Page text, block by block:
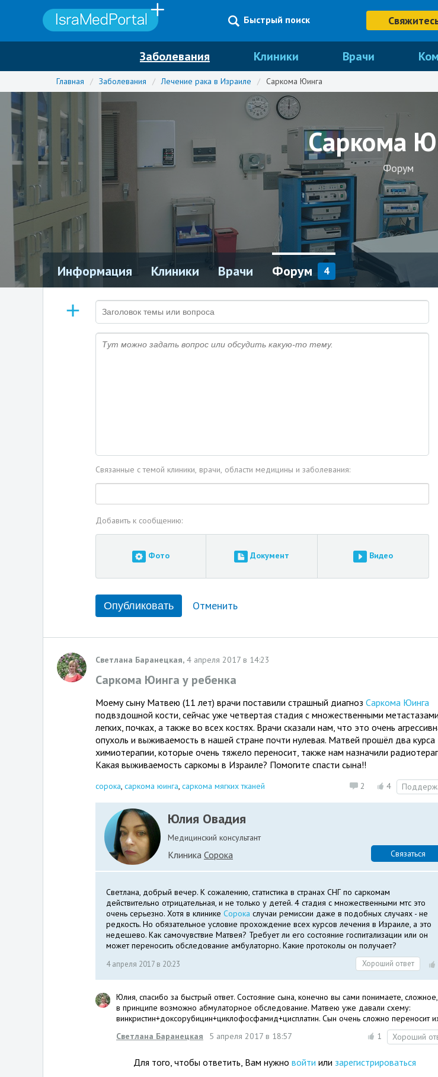
Быстрый поиск
Заболевания Клиники Врачи
Главная / Заболевания / Лечение рака в Израиле / Саркома Юинга
Саркома
Форум
Информация Клиники Врачи Форум 4
Связанные с темой клиники, врачи, области медицины и заболевания:
Добавить к сообщению:
Фото Документ Видео
Отменить
Светлана Баранецкая, 4 апреля 2017 в 14:23
Саркома Юинга у ребенка
Моему сыну Матвею (11 лет) врачи поставили страшный диагноз Саркома Юинга
подвздошной кости, сейчас уже четвертая стадия с множественными
легких, почках, а также во всех костях. Врачи сказали нам, что это очень
опухоль и выживаемость в нашей стране почти нулевая. Матвей прошёл два курса
химиотерапии, которые очень тяжело переносит, также нам назначили
Какая выживаемость саркомы в Израиле? Помогите спасти сына!!
2 4
сорока, саркома юинга, саркома мягких тканей
Юлия Овадия
Медицинский консультант
Клиника Сорока Связаться
Светлана, добрый вечер. К сожалению, статистика в странах СНГ по саркомам
действительно отрицательная, и не только у детей. 4 стадия с множественными мтс это
очень серьезно. Хотя в клинике Сорока случаи ремиссии даже в подобных случаях - не
редкость. Но обязательное условие прохождение всех курсов лечения в Израиле, а это
недешево. Как самочувствие Матвея? Требует ли его состояние госпитализации или он
может переносить обследование амбулаторно. Какие протоколы он получает?
4 апреля 2017 в 20:23 Хороший ответ
Юлия, спасибо за быстрый ответ. Состояние сына, конечно вы сами понимаете,
в принципе возможно абмулаторное обследование. Матвею уже давали схему:
винкристин+доксорубицин+циклофосфамид+цисплатин. Сын очень сложно переносит
1
Хороший
Светлана Баранецкая 5 апреля 2017 в 18:57
Для того, чтобы ответить, Вам нужно войти или зарегистрироваться